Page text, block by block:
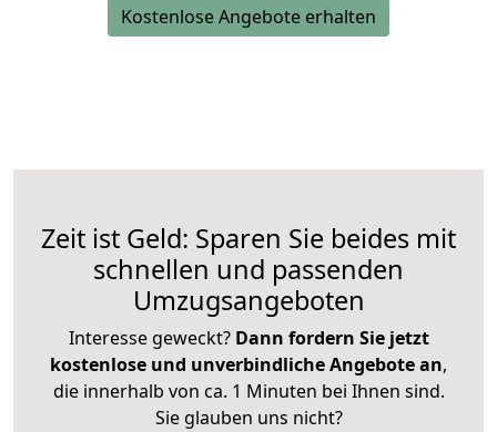
Kostenlose Angebote erhalten
Zeit ist Geld: Sparen Sie beides mit
schnellen und passenden
Umzugsangeboten
Interesse geweckt? Dann fordern Sie jetzt
kostenlose und unverbindliche Angebote an,
die innerhalb von ca. 1 Minuten bei Ihnen sind.
Sie glauben uns nicht?